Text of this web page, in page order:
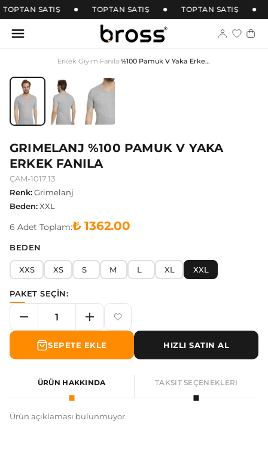
TOPTAN SATIŞ TOPTAN SATIŞ TOPTAN SATIŞ
Erkek Giyim›Fanila› %100 Pamuk V Yaka Erkek Fanila
GRIMELANJ %100 PAMUK V YAKA
ERKEK FANILA
ÇAM-1017.13
Renk:Grimelanj
Beden:XXL
6 Adet Toplam:₺ 1362.00
BEDEN
XXS XS S M L XL XXL
PAKET SEÇİN:
SEPETE EKLE HIZLI SATIN AL
ÜRÜN HAKKINDA TAKSIT SEÇENEKLERI
Ürün açıklaması bulunmuyor.